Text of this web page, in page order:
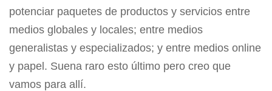
potenciar paquetes de productos y servicios entre
medios globales y locales; entre medios
generalistas y especializados; y entre medios online
y papel. Suena raro esto último pero creo que
vamos para allí.